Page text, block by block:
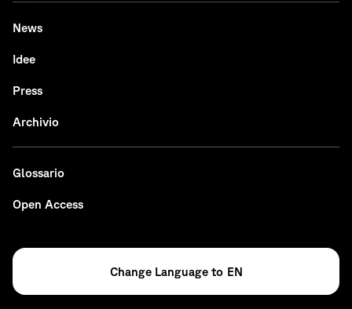
News
Idee
Press
Archivio
Glossario
Open Access
EN